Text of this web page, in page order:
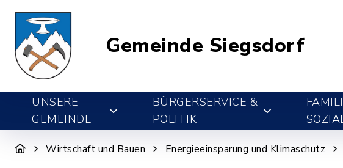
Gemeinde Siegsdorf
UNSERE
GEMEINDE
BÜRGERSERVICE &
POLITIK
Wirtschaft und Bauen Energieeinsparung und Klimaschutz